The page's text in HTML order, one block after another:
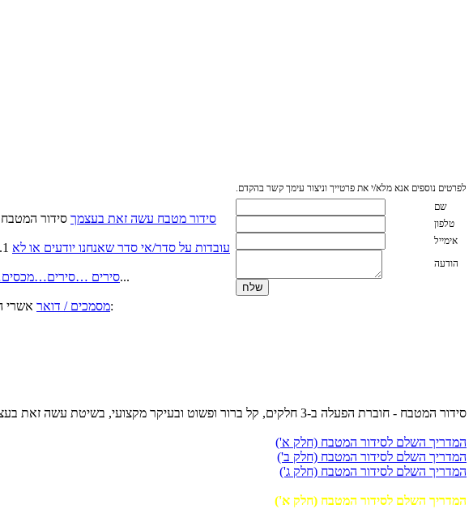
לפרטים נוספים אנא מלא/י את פרטייך וניצור עימך קשר בהקדם.
שם
טלפון
אימייל
הודעה
סידור מטבח עשה זאת בעצמך
עובדות על סדר/אי סדר שאנחנו יודעים או לא
סיריםכאשר יש לנו מספיק מקום לכל הסירים על מכסיהם….. אשרנו. אך כאשר אין מספיק מהדבר הזה שנקרא מקום אכסון...
מסמכים / דואראשרי האנשים אשר מתייקים מסמכים שנייה אחרי שנקראו (אפילו יום אחרי , אשרי) אם אינכם נמנים באותה קטגוריה, המלצתי:
סידור המטבח - חוברת הפעלה ב-3 חלקים, קל ברור ופשוט ובעיקר מקצועי, בשיטת עשה זאת בעצמך. מומלץ לקרוא לאט ובעיון וליישם צעד אחרי צעד. מובטח לכן מטבח כמו שלא חלמתן אפילו.
המדריך השלם לסידור המטבח (חלק א')
המדריך השלם לסידור המטבח (חלק ב')
המדריך השלם לסידור המטבח (חלק ג')
המדריך השלם לסידור המטבח (חלק א')